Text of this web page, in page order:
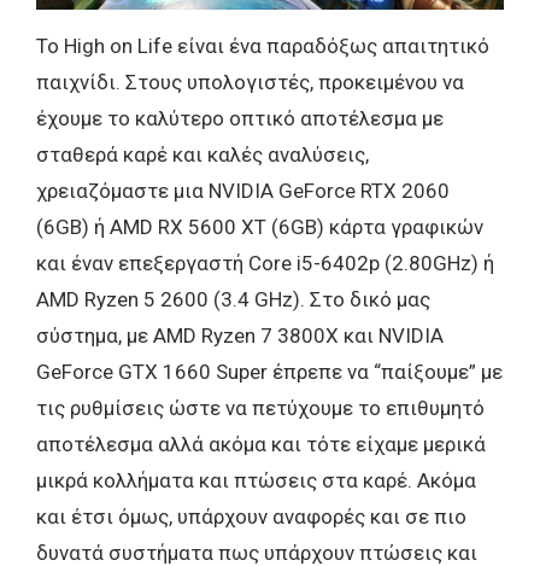
Το High on Life είναι ένα παραδόξως απαιτητικό
παιχνίδι. Στους υπολογιστές, προκειμένου να
έχουμε το καλύτερο οπτικό αποτέλεσμα με
σταθερά καρέ και καλές αναλύσεις,
χρειαζόμαστε μια NVIDIA GeForce RTX 2060
(6GB) ή AMD RX 5600 XT (6GB) κάρτα γραφικών
και έναν επεξεργαστή Core i5-6402p (2.80GHz) ή
AMD Ryzen 5 2600 (3.4 GHz). Στο δικό μας
σύστημα, με AMD Ryzen 7 3800X και NVIDIA
GeForce GTX 1660 Super έπρεπε να “παίξουμε” με
τις ρυθμίσεις ώστε να πετύχουμε το επιθυμητό
αποτέλεσμα αλλά ακόμα και τότε είχαμε μερικά
μικρά κολλήματα και πτώσεις στα καρέ. Ακόμα
και έτσι όμως, υπάρχουν αναφορές και σε πιο
δυνατά συστήματα πως υπάρχουν πτώσεις και